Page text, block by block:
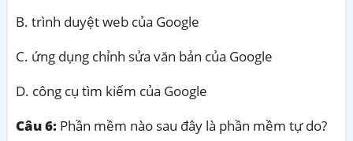
B. trình duyệt web của Google
C. ứng dụng chỉnh sửa văn bản của Google
D. công cụ tìm kiếm của Google
Câu 6: Phần mềm nào sau đây là phần mềm tự do?